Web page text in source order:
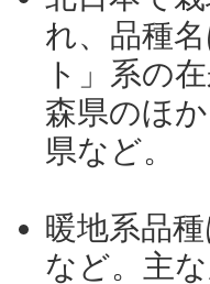
れ、品種
ト」系の
森県のほ
県など。
暖地系品
など。主